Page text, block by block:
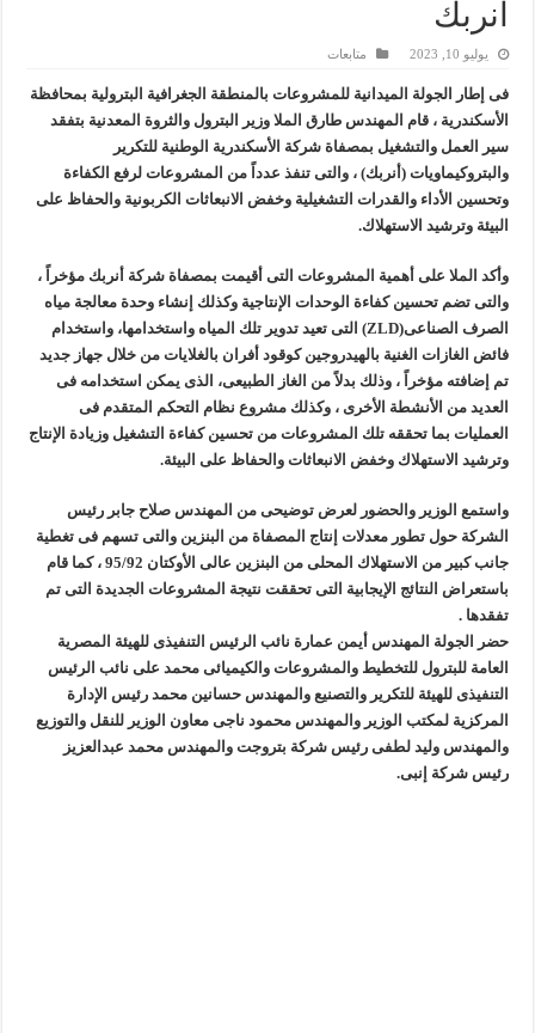
انربك
يوليو 10, 2023 متابعات
فى إطار الجولة الميدانية للمشروعات بالمنطقة الجغرافية البترولية بمحافظة
الأسكندرية ، قام المهندس طارق الملا وزير البترول والثروة المعدنية بتفقد
سير العمل والتشغيل بمصفاة شركة الأسكندرية الوطنية للتكرير
والبتروكيماويات (أنربك) ، والتى تنفذ عدداً من المشروعات لرفع الكفاءة
وتحسين الأداء والقدرات التشغيلية وخفض الانبعاثات الكربونية والحفاظ على
البيئة وترشيد الاستهلاك.
وأكد الملا على أهمية المشروعات التى أقيمت بمصفاة شركة أنربك مؤخراً ،
والتى تضم تحسين كفاءة الوحدات الإنتاجية وكذلك إنشاء وحدة معالجة مياه
الصرف الصناعى(ZLD) التى تعيد تدوير تلك المياه واستخدامها، واستخدام
فائض الغازات الغنية بالهيدروجين كوقود أفران بالغلايات من خلال جهاز جديد
تم إضافته مؤخراً ، وذلك بدلاً من الغاز الطبيعى، الذى يمكن استخدامه فى
العديد من الأنشطة الأخرى ، وكذلك مشروع نظام التحكم المتقدم فى
العمليات بما تحققه تلك المشروعات من تحسين كفاءة التشغيل وزيادة الإنتاج
وترشيد الاستهلاك وخفض الانبعاثات والحفاظ على البيئة.
واستمع الوزير والحضور لعرض توضيحى من المهندس صلاح جابر رئيس
الشركة حول تطور معدلات إنتاج المصفاة من البنزين والتى تسهم فى تغطية
جانب كبير من الاستهلاك المحلى من البنزين عالى الأوكتان 95/92 ، كما قام
باستعراض النتائج الإيجابية التى تحققت نتيجة المشروعات الجديدة التى تم
تفقدها .
حضر الجولة المهندس أيمن عمارة نائب الرئيس التنفيذى للهيئة المصرية
العامة للبترول للتخطيط والمشروعات والكيميائى محمد على نائب الرئيس
التنفيذى للهيئة للتكرير والتصنيع والمهندس حسانين محمد رئيس الإدارة
المركزية لمكتب الوزير والمهندس محمود ناجى معاون الوزير للنقل والتوزيع
والمهندس وليد لطفى رئيس شركة بتروجت والمهندس محمد عبدالعزيز
رئيس شركة إنبى.